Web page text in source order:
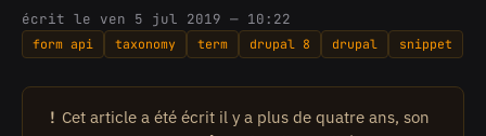
écrit le ven 5 jul 2019 — 10:22
form api taxonomy term drupal 8 drupal snippet
! Cet article a été écrit il y a plus de quatre ans, son